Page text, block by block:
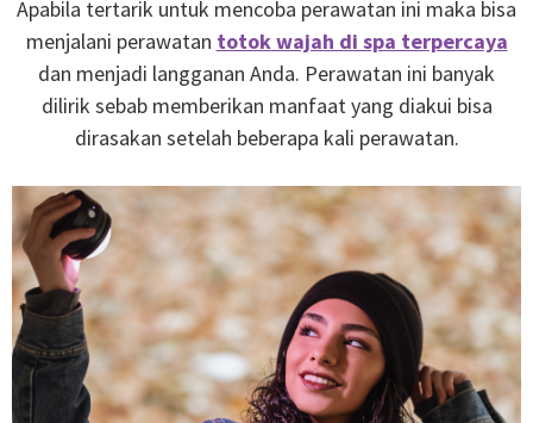
Apabila tertarik untuk mencoba perawatan ini maka bisa
menjalani perawatan totok wajah di spa terpercaya
dan menjadi langganan Anda. Perawatan ini banyak
dilirik sebab memberikan manfaat yang diakui bisa
dirasakan setelah beberapa kali perawatan.